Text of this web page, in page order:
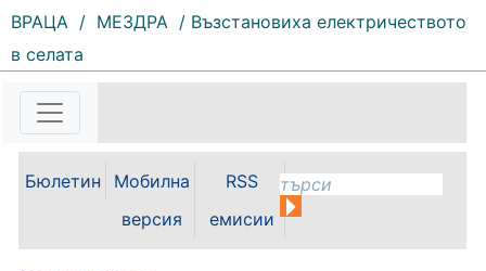
210 | 2026-08-07 10:31:48
"Водоснабдяване и канализация“
ООД – Враца уведомява своите
възникнала аварийна ситуация е
спряно водоподаването в
ул."Никола Вапцаров" днес
07.08.2026г. до отстраняване на
аварията. Тел.: 092 66 11 19 Тел.:
0889 316...
ВРАЦА / МЕЗДРА / Възстановиха електричеството
в селата
Бюлетин
Мобилна
версия
RSS
емисии